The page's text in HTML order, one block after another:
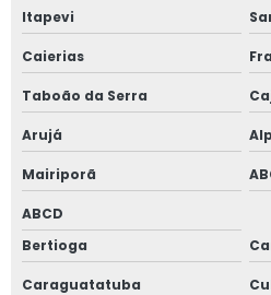
Janela vidro duplo isolamento
Janela vidro duplo isolamento
Janela vidro duplo com persiana
Janela de vidro duplo com
Janela vidro insulado
Itapevi
Caierias
Taboão da Serra
Arujá
Mairiporã
ABCD
Bertioga
Caraguatatuba